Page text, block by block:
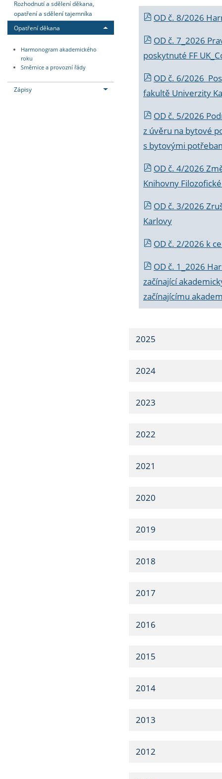
Rozhodnutí a sdělení děkana,
opatření a sdělení tajemníka
Opatření děkana
Harmonogram akademického
roku
Směrnice a provozní řády
Zápisy
OD č. 8/2026
OD č. 7_2026
poskytnuté FF
OD č. 6/2026
fakultě Univerzity
OD č. 5/2026
z úvěru na bytové
s bytovými
OD č. 4/2026
Knihovny
OD č. 3/2026
Karlovy
OD č. 2/2026 k
OD č. 1_2026
začínající
začínajícímu
2025
2024
2023
2022
2021
2020
2019
2018
2017
2016
2015
2014
2013
2012